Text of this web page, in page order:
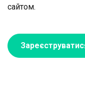
сайтом.